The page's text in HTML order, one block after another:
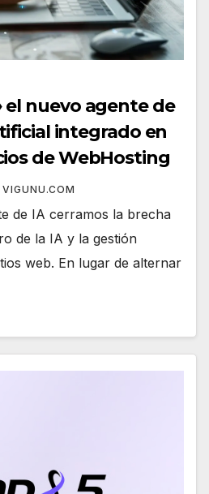
el nuevo agente de
integrado en
de WebHosting
VIGUNU.COM
de IA cerramos la brecha
de la IA y la gestión
web. En lugar de alternar